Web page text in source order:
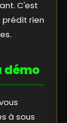
C'est
prédit rien
démo
à sous